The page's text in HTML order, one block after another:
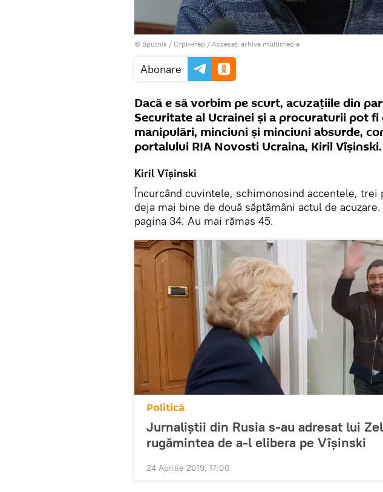
© Sputnik / Стрингер / Accesați arhiva multimedia
Abonare
Dacă e să vorbim pe scurt, acuzațiile din
Securitate al Ucrainei și a procuraturii pot
manipulări, minciuni și minciuni absurde,
portalului RIA Novosti Ucraina, Kiril Vîșinski.
Kiril Vîșinski
Încurcând cuvintele, schimonosind accentele,
deja mai bine de două săptămâni actul de
pagina 34. Au mai rămas 45.
Politică
Jurnaliștii din Rusia s-au adresat lui
rugămintea de a-l elibera pe Vîșinski
24 Aprilie 2019, 17:00